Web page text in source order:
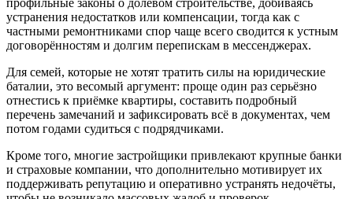
профильные законы о долевом строительстве, добиваясь
устранения недостатков или компенсации, тогда как с
частными ремонтниками спор чаще всего сводится к устным
договорённостям и долгим перепискам в мессенджерах.
Для семей, которые не хотят тратить силы на юридические
баталии, это весомый аргумент: проще один раз серьёзно
отнестись к приёмке квартиры, составить подробный
перечень замечаний и зафиксировать всё в документах, чем
потом годами судиться с подрядчиками.
Кроме того, многие застройщики привлекают крупные банки
и страховые компании, что дополнительно мотивирует их
поддерживать репутацию и оперативно устранять недочёты,